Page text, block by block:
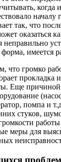
когда
началу
так, что
оказаться
неправильно
имеется
что громко
прокладка
Еще
помпа и
стуков,
работы
меры для
проблем